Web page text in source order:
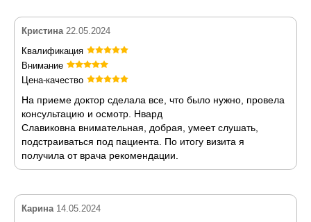
Кристина 22.05.2024
Квалификация
Внимание
Цена-качество
На приеме доктор сделала все, что было нужно, провела
консультацию и осмотр. Нвард
Славиковна внимательная, добрая, умеет слушать,
подстраиваться под пациента. По итогу визита я
получила от врача рекомендации.
Карина 14.05.2024